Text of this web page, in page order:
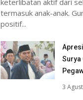
keterlibatan aktif dari
termasuk anak-anak.
positif...
Surya
3